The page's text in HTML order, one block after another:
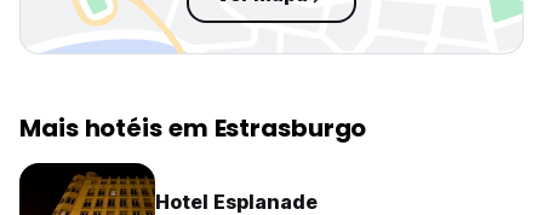
Mais hotéis em Estrasburgo
Hotel Esplanade